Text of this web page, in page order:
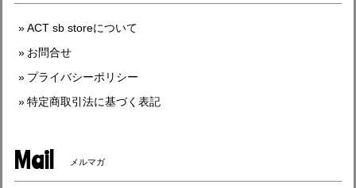
ACT sb storeについて
お問合せ
プライバシーポリシー
特定商取引法に基づく表記
Mail メルマガ